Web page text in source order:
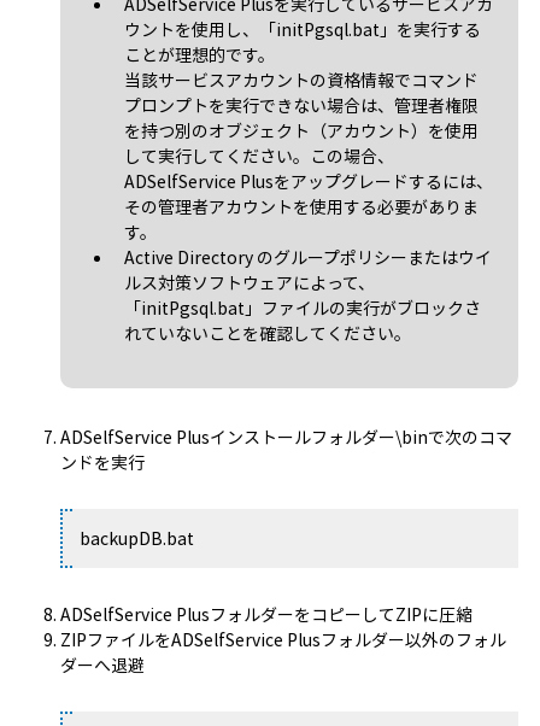
ウントを使用し、「initPgsql.bat」を実行する
ことが理想的です。
当該サービスアカウントの資格情報でコマンド
プロンプトを実行できない場合は、管理者権限
を持つ別のオブジェクト（アカウント）を使用
して実行してください。この場合、
ADSelfService Plusをアップグレードするには、
その管理者アカウントを使用する必要がありま
す。
Active Directory のグループポリシーまたはウイ
ルス対策ソフトウェアによって、
「initPgsql.bat」ファイルの実行がブロックさ
れていないことを確認してください。
ADSelfService Plusインストールフォルダー\binで次のコマ
ンドを実行
backupDB.bat
ADSelfService PlusフォルダーをコピーしてZIPに圧縮
ZIPファイルをADSelfService Plusフォルダー以外のフォル
ダーへ退避